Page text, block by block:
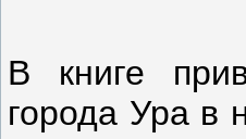
В книге
города Ура в